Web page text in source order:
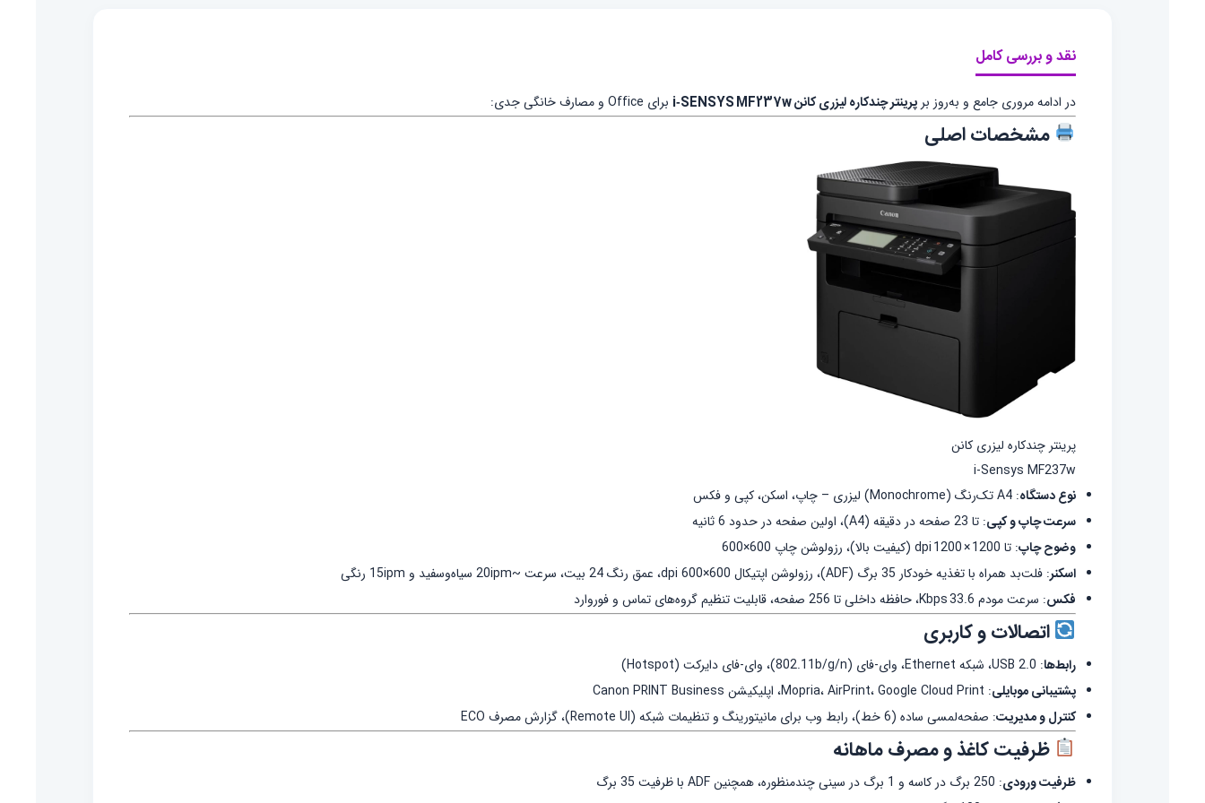
نقد و بررسی کامل
در ادامه مروری جامع و به‌روز برپرینتر چندکاره لیزری کانن i‑SENSYS MF237w برای Office و مصارف خانگی جدی:
مشخصات اصلی
پرینتر چندکاره لیزری کانن
i-Sensys MF237w
نوع دستگاه: A4 تک‌رنگ (Monochrome) لیزری – چاپ، اسکن، کپی و فکس
سرعت چاپ و کپی: تا 23 صفحه در دقیقه (A4)، اولین صفحه در حدود 6 ثانیه
وضوح چاپ: تا 1200 × 1200 dpi (کیفیت بالا)، رزولوشن چاپ 600×600
اسکنر: فلت‌بد همراه با تغذیه خودکار 35 برگ (ADF)، رزولوشن اپتیکال 600×600 dpi، عمق رنگ 24 بیت، سرعت ~20ipm سیاه‌وسفید و 15ipm رنگی
فکس: سرعت مودم 33.6 Kbps، حافظه داخلی تا 256 صفحه، قابلیت تنظیم گروه‌های تماس و فوروارد
اتصالات و کاربری
رابط‌ها: USB 2.0، شبکه Ethernet، وای‑فای (802.11b/g/n)، وای‑فای دایرکت (Hotspot)
پشتیبانی موبایلی: Mopria، AirPrint، Google Cloud Print، اپلیکیشن Canon PRINT Business
کنترل و مدیریت: صفحه‌لمسی ساده (6 خط)، رابط وب برای مانیتورینگ و تنظیمات شبکه (Remote UI)، گزارش مصرف ECO
ظرفیت کاغذ و مصرف ماهانه
ظرفیت ورودی: 250 برگ در کاسه و 1 برگ در سینی چندمنظوره، همچنین ADF با ظرفیت 35 برگ